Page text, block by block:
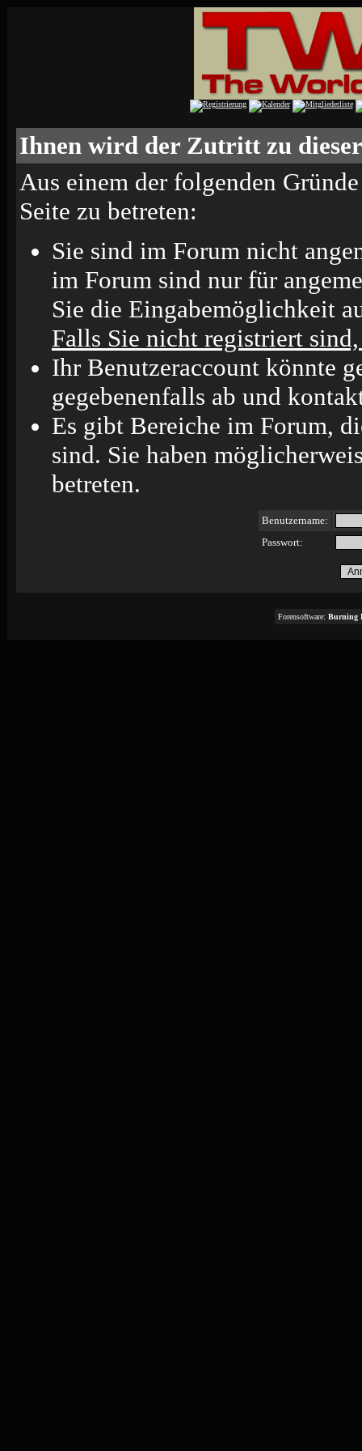
Ihnen wird der Zutritt zu
Aus einem der folgenden
Seite zu betreten:
Sie sind im Forum nicht
im Forum sind nur für
Sie die Eingabemöglichkeit
Falls Sie nicht registriert
Ihr Benutzeraccount könnte
gegebenenfalls ab und
Es gibt Bereiche im Forum,
sind. Sie haben
betreten.
Benutzername:
Passwort:
Forensoftware: Burning